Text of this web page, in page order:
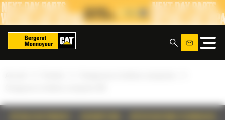
Panneau de gestion des cookies